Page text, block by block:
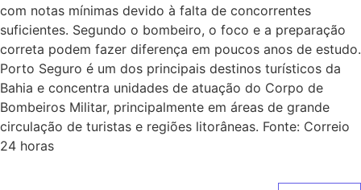
com notas mínimas devido à falta de concorrentes
suficientes. Segundo o bombeiro, o foco e a preparação
correta podem fazer diferença em poucos anos de estudo.
Porto Seguro é um dos principais destinos turísticos da
Bahia e concentra unidades de atuação do Corpo de
Bombeiros Militar, principalmente em áreas de grande
circulação de turistas e regiões litorâneas. Fonte: Correio
24 horas